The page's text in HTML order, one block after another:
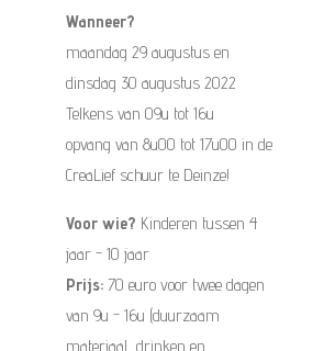
Wanneer?
maandag 29 augustus en
dinsdag 30 augustus 2022
Telkens van 09u tot 16u
opvang van 8u00 tot 17u00 in de
CreaLief schuur te Deinze!
Voor wie? Kinderen tussen 4
jaar - 10 jaar
Prijs: 70 euro voor twee dagen
van 9u - 16u (duurzaam
materiaal, drinken en